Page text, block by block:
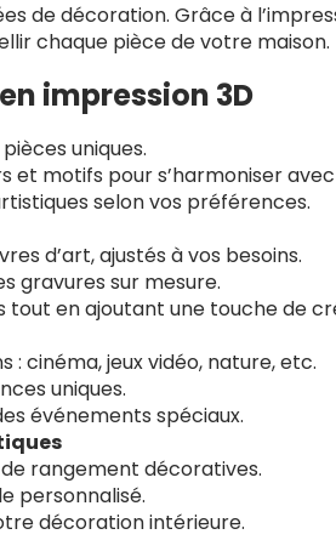
de décoration. Grâce à
chaque pièce de votre maison.
impression 3D
uniques.
et motifs pour s’harmoniser
selon vos préférences.
d’art, ajustés à vos besoins.
gravures sur mesure.
en ajoutant une touche de
cinéma, jeux vidéo, nature, etc.
uniques.
événements spéciaux.
rangement décoratives.
personnalisé.
décoration intérieure.